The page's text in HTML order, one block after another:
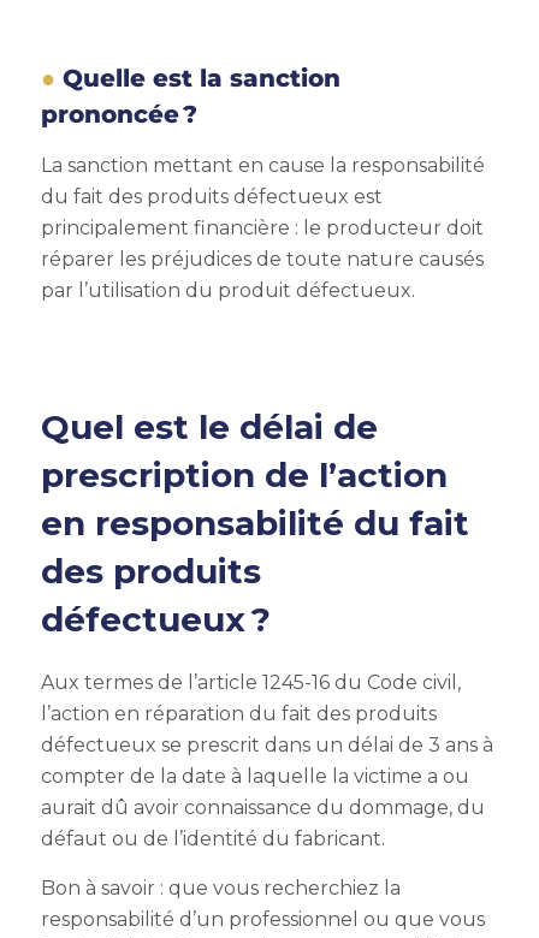
Quelle est la sanction
prononcée ?
La sanction mettant en cause la responsabilité
du fait des produits défectueux est
principalement financière : le producteur doit
réparer les préjudices de toute nature causés
par l’utilisation du produit défectueux.
Quel est le délai de
prescription de l’action
en responsabilité du fait
des produits
défectueux ?
Aux termes de l’article 1245-16 du Code civil,
l’action en réparation du fait des produits
défectueux se prescrit dans un délai de 3 ans à
compter de la date à laquelle la victime a ou
aurait dû avoir connaissance du dommage, du
défaut ou de l’identité du fabricant.
Bon à savoir : que vous recherchiez la
responsabilité d’un professionnel ou que vous